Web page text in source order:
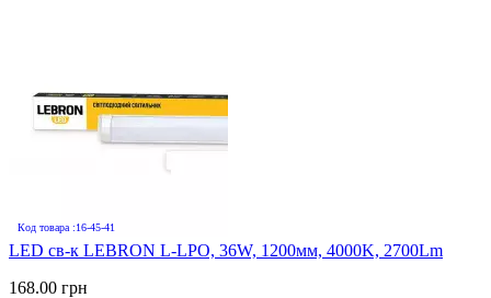
Код товара :16-45-41
LED св-к LEBRON L-LPO, 36W, 1200мм, 4000K, 2700Lm
168.00 грн